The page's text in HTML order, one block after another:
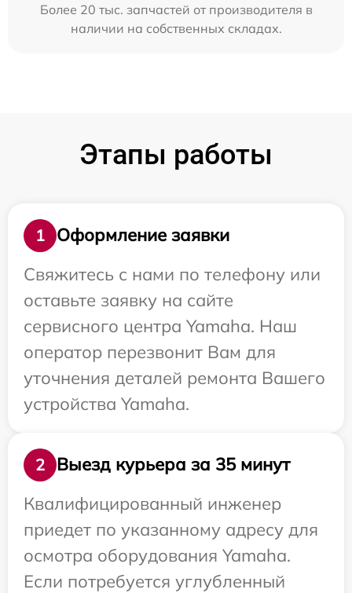
Более 20 тыс. запчастей от производителя в
наличии на собственных складах.
Этапы работы
1
Оформление заявки
Свяжитесь с нами по телефону или
оставьте заявку на сайте
сервисного центра Yamaha. Наш
оператор перезвонит Вам для
уточнения деталей ремонта Вашего
устройства Yamaha.
2
Выезд курьера за 35 минут
Квалифицированный инженер
приедет по указанному адресу для
осмотра оборудования Yamaha.
Если потребуется углубленный